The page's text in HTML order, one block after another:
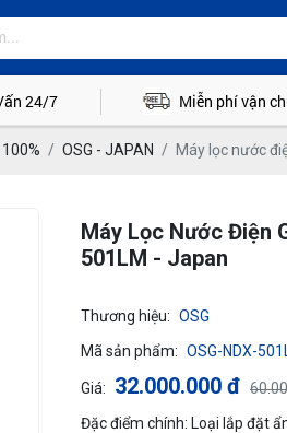
24/7 Miễn phí vận
100% OSG - JAPAN Máy lọc nước
Máy Lọc Nước Điện
501LM - Japan
Thương hiệu: OSG
Mã sản phẩm: OSG-NDX-
Giá: 32.000.000 đ
Đặc điểm chính: Loại lắp đặt